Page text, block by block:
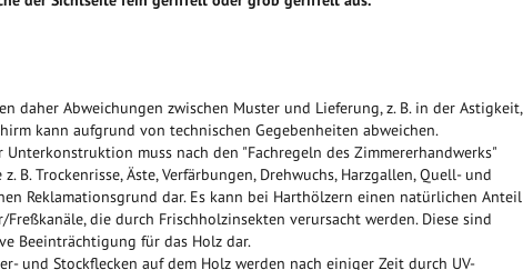
daher Abweichungen zwischen Muster und Lieferung, z. B. in der Astigkeit,
kann aufgrund von technischen Gegebenheiten abweichen.
muss nach den "Fachregeln des Zimmererhandwerks"
B. Trockenrisse, Äste, Verfärbungen, Drehwuchs, Harzgallen, Quell- und
Reklamationsgrund dar. Es kann bei Harthölzern einen natürlichen Anteil
die durch Frischholzinsekten verursacht werden. Diese sind
Beeinträchtigung für das Holz dar.
und Stockflecken auf dem Holz werden nach einiger Zeit durch UV-